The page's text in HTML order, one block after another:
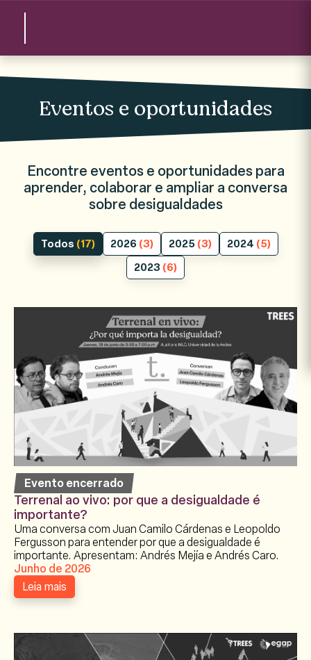
Eventos e oportunidades
Encontre eventos e oportunidades para
aprender, colaborar e ampliar a conversa
sobre desigualdades
Todos (17) 2026 (3) 2025 (3) 2024 (5)
2023 (6)
Evento encerrado
Terrenal ao vivo: por que a desigualdade é
importante?
Uma conversa com Juan Camilo Cárdenas e Leopoldo
Fergusson para entender por que a desigualdade é
importante. Apresentam: Andrés Mejía e Andrés Caro.
Junho de 2026
Leia mais